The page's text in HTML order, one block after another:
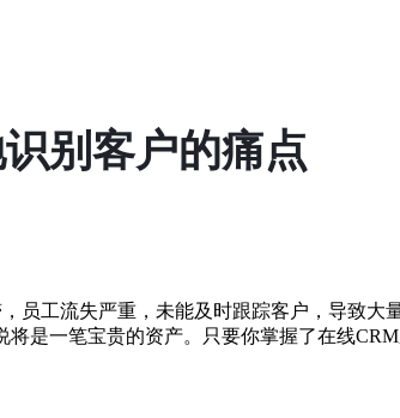
别客户的痛点
工流失严重，未能及时跟踪客户，导致大量
是一笔宝贵的资产。只要你掌握了在线